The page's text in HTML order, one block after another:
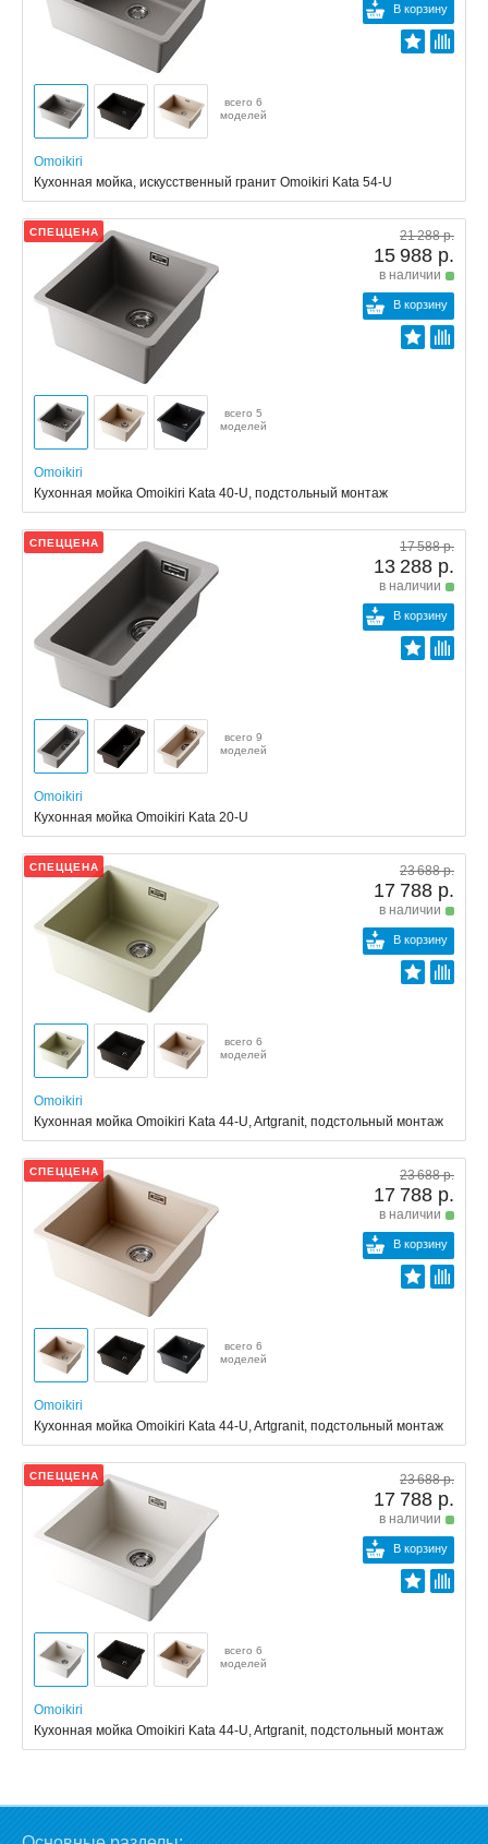
В корзину
всего 6
моделей
Omoikiri
Кухонная мойка, искусственный гранит Omoikiri Kata 54-U
СПЕЦЦЕНА 21 288 р.
15 988 р.
в наличии
В корзину
всего 5
моделей
Omoikiri
Кухонная мойка Omoikiri Kata 40-U, подстольный монтаж
СПЕЦЦЕНА 17 588 р.
13 288 р.
в наличии
В корзину
всего 9
моделей
Omoikiri
Кухонная мойка Omoikiri Kata 20-U
СПЕЦЦЕНА 23 688 р.
17 788 р.
в наличии
В корзину
всего 6
моделей
Omoikiri
Кухонная мойка Omoikiri Kata 44-U, Artgranit, подстольный монтаж
СПЕЦЦЕНА 23 688 р.
17 788 р.
в наличии
В корзину
всего 6
моделей
Omoikiri
Кухонная мойка Omoikiri Kata 44-U, Artgranit, подстольный монтаж
СПЕЦЦЕНА 23 688 р.
17 788 р.
в наличии
В корзину
всего 6
моделей
Omoikiri
Кухонная мойка Omoikiri Kata 44-U, Artgranit, подстольный монтаж